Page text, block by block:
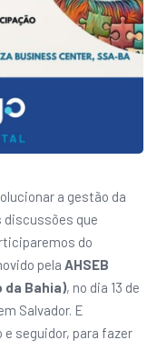
a gestão da
discussões que
do
pela AHSEB
da Bahia), no dia 13 de
Salvador. E
seguidor, para fazer